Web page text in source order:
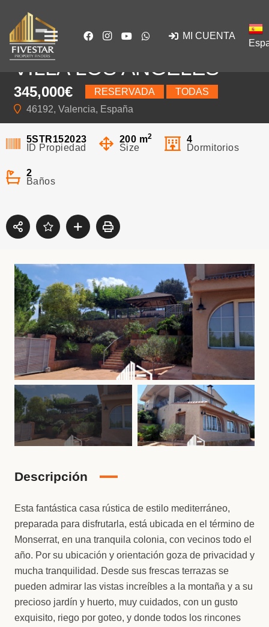
MI CUENTA
VILLA LOS ANGELES
345,000€ RESERVADA
TODAS
46192, Valencia, España
5STR152023
ID Propiedad
200 m2
Size
4
Dormitorios
2
Baños
Descripción
Esta fantástica casa rústica de estilo mediterráneo,
preparada para disfrutarla, está ubicada en el término de
Monserrat, en una tranquila colonia, con vecinos todo el
año. Por su ubicación y orientación goza de privacidad y
mucha tranquilidad. Desde sus frescas terrazas se
pueden admirar las vistas increíbles a la montaña y a su
precioso jardín y huerto, muy cuidados, con un gusto
exquisito, riego por goteo, y donde todos los rincones